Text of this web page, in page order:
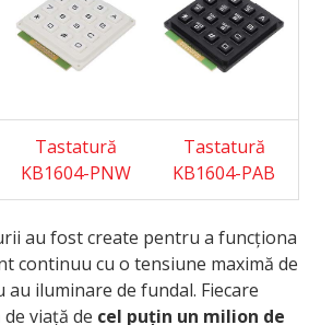
Tastatură
KB1604-PNW
Tastatură
KB1604-PAB
au fost create pentru a funcționa
continuu cu o tensiune maximă de
au iluminare de fundal. Fiecare
viață de cel puțin un milion de